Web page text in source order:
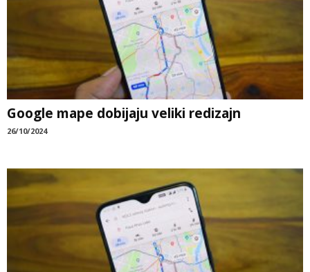
Google mape dobijaju veliki redizajn
26/10/2024